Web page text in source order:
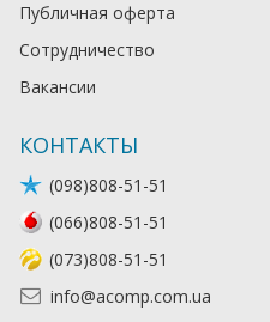
Публичная оферта
Сотрудничество
Вакансии
КОНТАКТЫ
(098)808-51-51
(066)808-51-51
(073)808-51-51
info@acomp.com.ua